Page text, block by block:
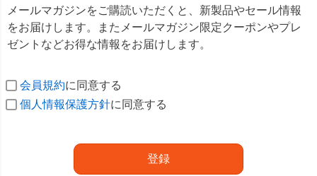
須
)
メールマガジンをご購読いただくと、新製品やセール情報
をお届けします。またメールマガジン限定クーポンやプレ
ゼントなどお得な情報をお届けします。
会員規約に同意する
個人情報保護方針に同意する
登録